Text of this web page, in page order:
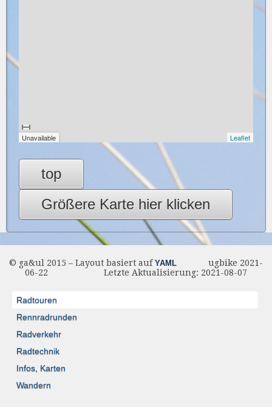
top
Größere Karte hier klicken
© ga&ul 2015 – Layout basiert auf YAML ugbike 2021-
06-22 Letzte Aktualisierung: 2021-08-07
Radtouren
Rennradrunden
Radverkehr
Radtechnik
Infos, Karten
Wandern